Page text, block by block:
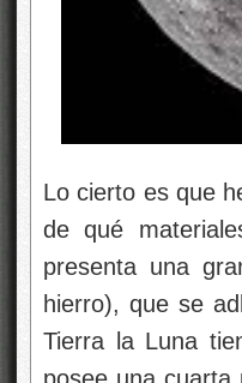
Lo cierto es que
de qué
presenta una
hierro), que se
Tierra la Luna